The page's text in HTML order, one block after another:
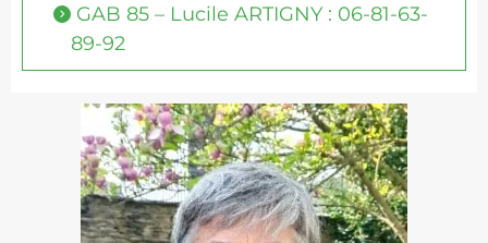
GAB 85 – Lucile ARTIGNY : 06-81-63-
89-92